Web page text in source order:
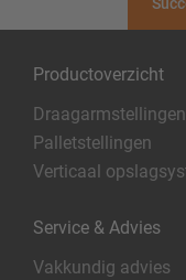
Productoverzicht
Draagarmstellingen
Palletstellingen
Verticaal
Service & Advies
Vakkundig advies